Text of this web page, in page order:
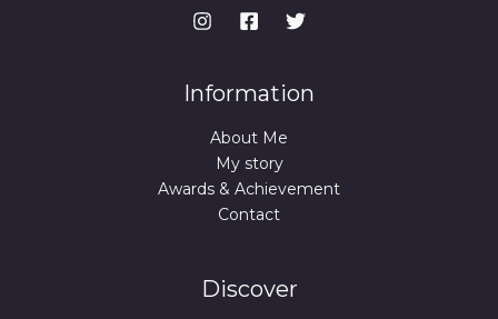
Information
About Me
My story
Awards & Achievement
Contact
Discover